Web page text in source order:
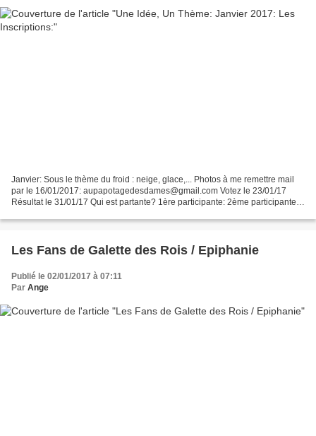
Janvier: Sous le thème du froid : neige, glace,... Photos à me remettre mail
par le 16/01/2017: aupapotagedesdames@gmail.com Votez le 23/01/17
Résultat le 31/01/17 Qui est partante? 1ère participante: 2ème participante:
Les Fans de Galette des Rois / Epiphanie
Publié le 02/01/2017 à 07:11
Par Ange